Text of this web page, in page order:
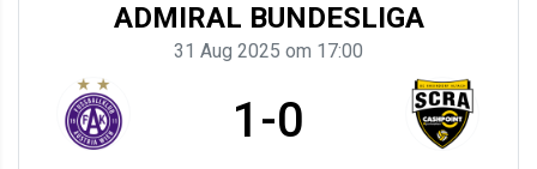
ADMIRAL BUNDESLIGA
31 Aug 2025 om 17:00
1-0